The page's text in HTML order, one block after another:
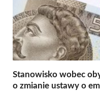
Stanowisko wobec
o zmianie ustawy o